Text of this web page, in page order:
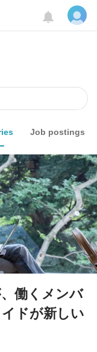
Job postings
働くメンバ
ドが新しい